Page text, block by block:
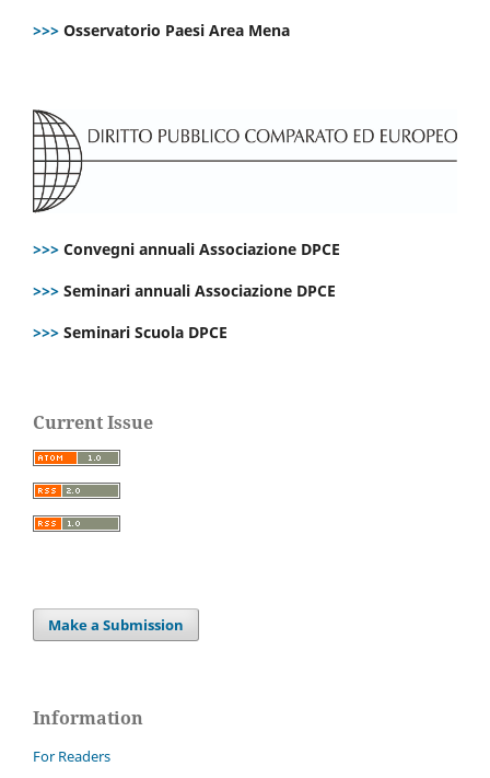
>>> Osservatorio Paesi Area Mena
>>> Convegni annuali Associazione DPCE
>>> Seminari annuali Associazione DPCE
>>> Seminari Scuola DPCE
Current Issue
Make a Submission
Information
For Readers